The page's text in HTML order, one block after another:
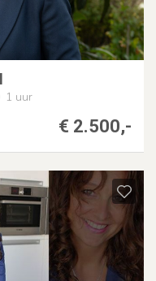
1 uur
€ 2.500,-